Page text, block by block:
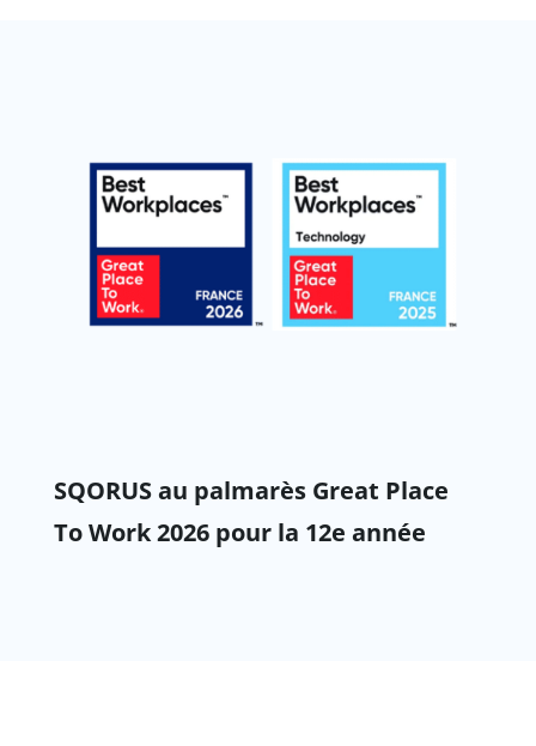
SQORUS au palmarès Great Place
To Work 2026 pour la 12e année